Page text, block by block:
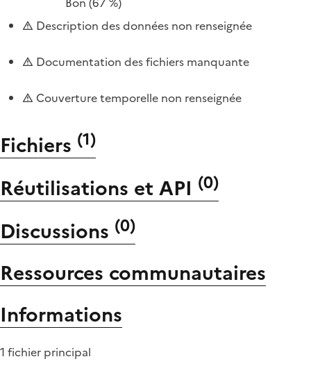
Description des données non renseignée
Documentation des fichiers manquante
Couverture temporelle non renseignée
Fichiers (1)
Réutilisations et API (0)
Discussions (0)
Ressources communautaires
Informations
1 fichier principal